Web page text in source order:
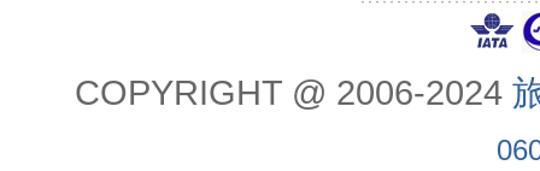
COPYRIGHT @ 2006-2024